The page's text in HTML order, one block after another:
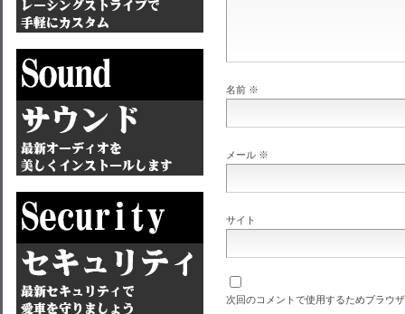
名前 ※
メール ※
サイト
次回のコメントで使用するためブラウ